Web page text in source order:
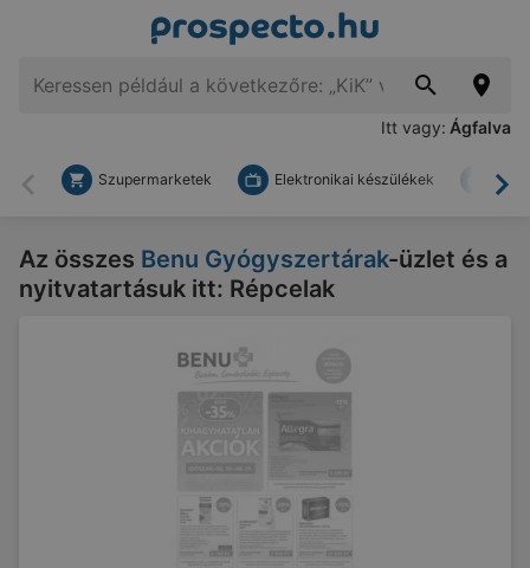
Itt vagy: Ágfalva
Vissza
Szupermarketek Elektronikai készülékek
Az összes Benu Gyógyszertárak-üzlet és a
nyitvatartásuk itt: Répcelak